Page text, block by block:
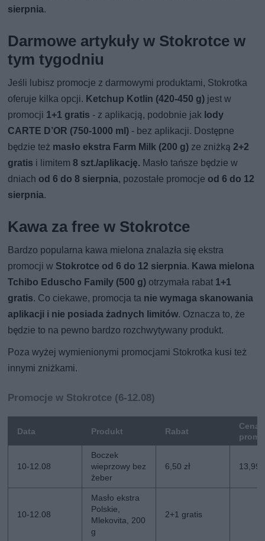
sierpnia.
Darmowe artykuły w Stokrotce w
tym tygodniu
Jeśli lubisz promocje z darmowymi produktami, Stokrotka
oferuje kilka opcji. Ketchup Kotlin (420-450 g) jest w
promocji 1+1 gratis - z aplikacją, podobnie jak lody
CARTE D’OR (750-1000 ml) - bez aplikacji. Dostępne
będzie też masło ekstra Farm Milk (200 g) ze zniżką2+2
gratis i limitem8 szt./aplikację. Masło tańsze będzie w
dniach od 6 do 8 sierpnia, pozostałe promocje od 6 do 12
sierpnia.
Kawa za free w Stokrotce
Bardzo popularna kawa mielona znalazła się ekstra
promocji w Stokrotce od 6 do 12 sierpnia. Kawa mielona
Tchibo Eduscho Family (500 g) otrzymała rabat 1+1
gratis. Co ciekawe, promocja ta nie wymaga skanowania
aplikacji i nie posiada żadnych limitów. Oznacza to, że
będzie to na pewno bardzo rozchwytywany produkt.
Poza wyżej wymienionymi promocjami Stokrotka kusi też
innymi zniżkami.
Promocje w Stokrotce (6-12.08)
Data Produkt Rabat
Cena
10-12.08
Boczek
wieprzowy bez
żeber
6,50 zł 13,99
10-12.08
Masło ekstra
Polskie,
Mlekovita, 200
g
2+1 gratis